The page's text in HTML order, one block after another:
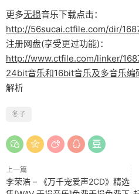
更多无损音乐下载点击：
http://56sucai.ctfile.com/dir/
注册网盘(享受更过功能)：
http://www.ctfile.com/linker/
24bit音乐和16bit音乐及多音乐编
解析
冬子
上一篇
李荣浩 – 《万千宠爱声2CD》精选